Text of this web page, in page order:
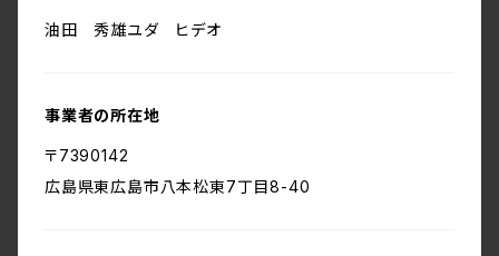
油田 秀雄ユダ ヒデオ
事業者の所在地
〒7390142
広島県東広島市八本松東7丁目8-40